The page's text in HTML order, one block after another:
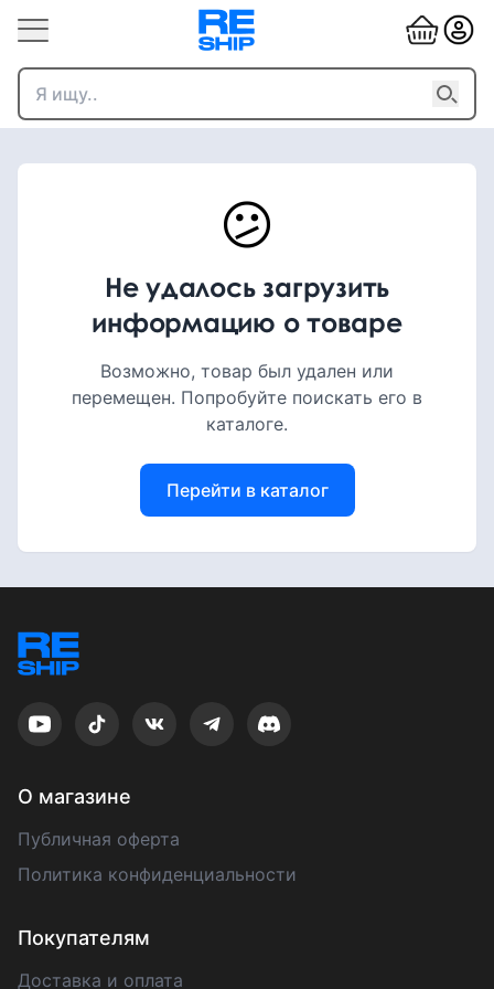
😕
Не удалось загрузить
информацию о товаре
Возможно, товар был удален или
перемещен. Попробуйте поискать его в
каталоге.
Перейти в каталог
О магазине
Публичная оферта
Политика конфиденциальности
Покупателям
Доставка и оплата